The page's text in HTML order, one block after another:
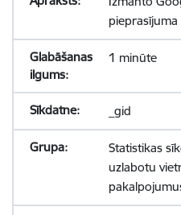
pieprasījuma
1 minūte
_gid
Statistikas
uzlabotu